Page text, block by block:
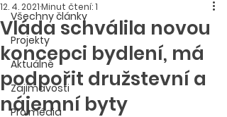
Všechny články
Projekty
Aktuálně
Zajímavosti
Pro média
Vláda schválila novou
koncepci bydlení, má
podpořit družstevní a
nájemní byty
12. 4. 2021Minut čtení: 1